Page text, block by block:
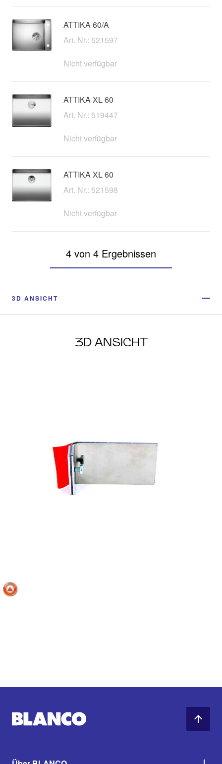
ATTIKA 60/A
Art. Nr.: 521597
Nicht verfügbar
ATTIKA XL 60
Art. Nr.: 519447
Nicht verfügbar
ATTIKA XL 60
Art. Nr.: 521598
Nicht verfügbar
4 von 4 Ergebnissen
3D ANSICHT
3D ANSICHT